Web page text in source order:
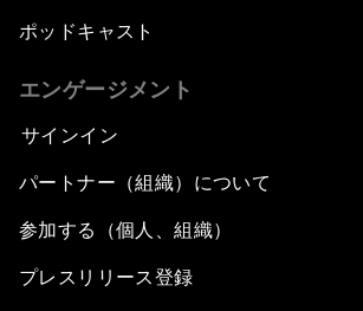
ポッドキャスト
エンゲージメント
サインイン
パートナー（組織）について
参加する（個人、組織）
プレスリリース登録